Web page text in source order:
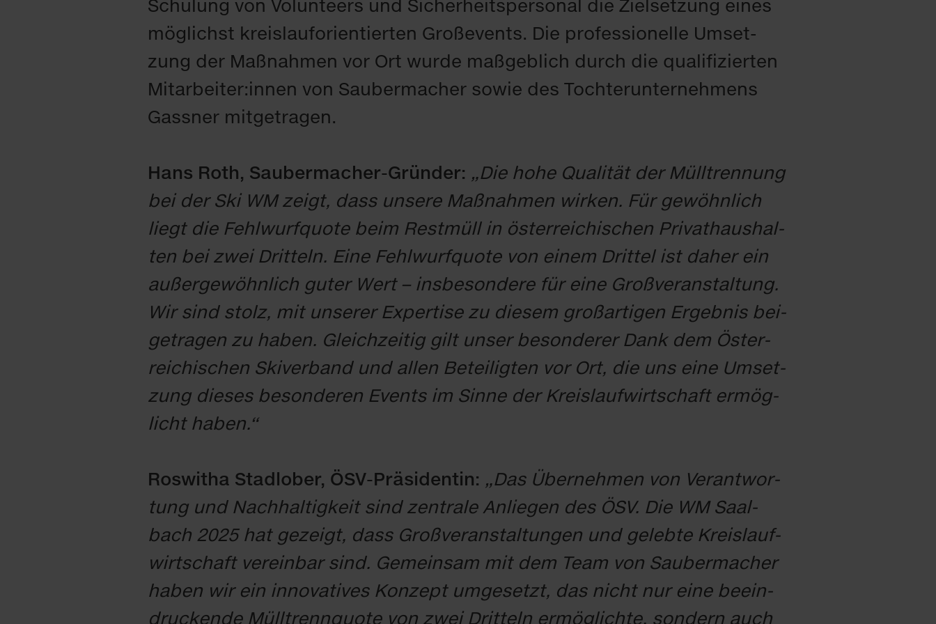
Schu­lung von Volun­teers und Si­cher­heits­per­so­nal die Ziel­set­zung ei­nes
mög­lichst kreis­lauf­ori­en­tier­ten Gro­ßevents. Die pro­fes­sio­nel­le Um­set­
zung der Maß­nah­men vor Ort wur­de maß­geb­lich durch die qua­li­fi­zier­ten
Mit­ar­bei­ter:in­nen von Sau­ber­ma­cher so­wie des Toch­ter­un­ter­neh­mens
Gas­s­ner mit­ge­tra­gen.
Hans Roth, Sau­ber­ma­cher-Grün­der: „Die ho­he Qua­li­tät der Müll­tren­nung
bei der Ski WM zeigt, dass un­se­re Maß­nah­men wir­ken. Für ge­wöhn­lich
liegt die Fehl­wurf­quo­te beim Rest­müll in ös­ter­rei­chi­schen Pri­vat­haus­hal­
ten bei zwei Drit­teln. Ei­ne Fehl­wurf­quo­te von ei­nem Drit­tel ist da­her ein
au­ßer­ge­wöhn­lich gu­ter Wert – ins­be­son­de­re für ei­ne Groß­ver­an­stal­tung.
Wir sind stolz, mit un­se­rer Ex­per­ti­se zu die­sem groß­ar­ti­gen Er­geb­nis bei­
ge­tra­gen zu ha­ben. Gleich­zei­tig gilt un­ser be­son­de­rer Dank dem Ös­ter­
rei­chi­schen Ski­ver­band und al­len Be­tei­lig­ten vor Ort, die uns ei­ne Um­set­
zung die­ses be­son­de­ren Events im Sin­ne der Kreis­lauf­wirt­schaft er­mög­
licht ha­ben.“
Ros­wi­tha Stad­lober, ÖSV-Prä­si­den­tin: „Das Über­neh­men von Ver­ant­wor­
tung und Nach­hal­tig­keit sind zen­tra­le An­lie­gen des ÖSV. Die WM Saal­
bach 2025 hat ge­zeigt, dass Groß­ver­an­stal­tun­gen und ge­leb­te Kreis­lauf­
wirt­schaft ver­ein­bar sind. Ge­mein­sam mit dem Team von Sau­ber­ma­cher
ha­ben wir ein in­no­va­ti­ves Kon­zept um­ge­setzt, das nicht nur ei­ne be­ein­
dru­cken­de Müll­trenn­quo­te von zwei Drit­teln er­mög­lich­te, son­dern auch